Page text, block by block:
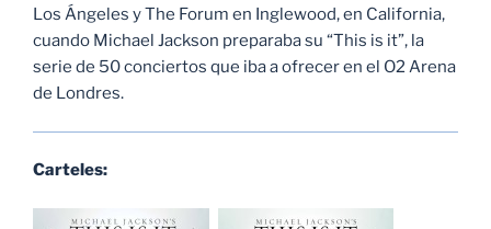
Los Ángeles y The Forum en Inglewood, en California,
cuando Michael Jackson preparaba su “This is it”, la
serie de 50 conciertos que iba a ofrecer en el O2 Arena
de Londres.
Carteles: